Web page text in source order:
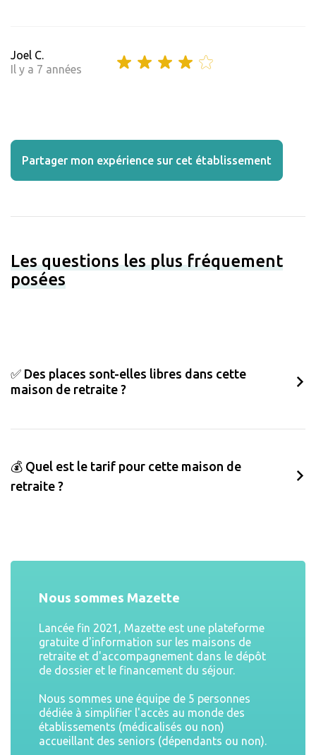
Joel C.
Il y a 7 années
Partager mon expérience sur cet établissement
Les questions les plus fréquement
posées
✅ Des places sont-elles libres dans cette
maison de retraite ?
💰 Quel est le tarif pour cette maison de
retraite ?
Nous sommes Mazette
Lancée fin 2021, Mazette est une plateforme
gratuite d'information sur les maisons de
retraite et d'accompagnement dans le dépôt
de dossier et le financement du séjour.
Nous sommes une équipe de 5 personnes
dédiée à simplifier l'accès au monde des
établissements (médicalisés ou non)
accueillant des seniors (dépendants ou non).